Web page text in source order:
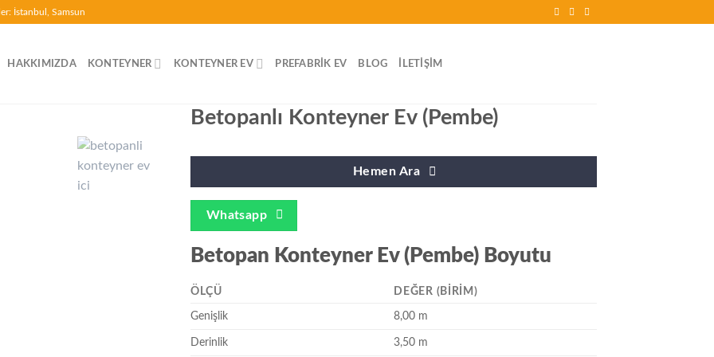
İstanbul, Samsun
HAKKIMIZDA KONTEYNER KONTEYNER EV PREFABRIK EV BLOG İLETIŞIM
Betopanlı Konteyner Ev (Pembe)
Hemen Ara
Whatsapp
Betopan Konteyner Ev (Pembe) Boyutu
ÖLÇÜ DEĞER (BIRIM)
Genişlik 8,00 m
Derinlik 3,50 m